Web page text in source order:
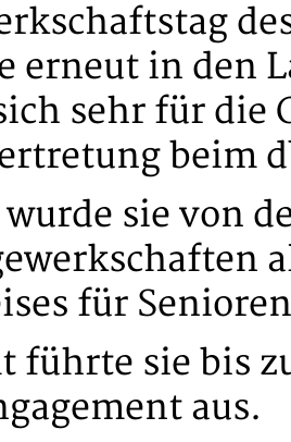
erneut in den
sehr für die
beim
sie von
für
führte sie bis
aus.